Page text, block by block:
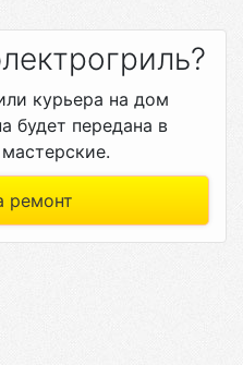
курьера на дом
будет передана в
ремонт